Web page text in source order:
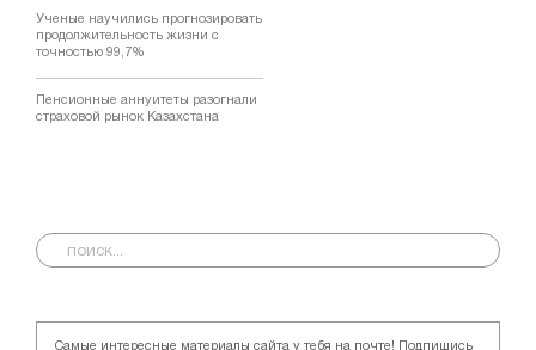
Ученые научились прогнозировать
продолжительность жизни с
точностью 99,7%
Пенсионные аннуитеты разогнали
страховой рынок Казахстана
Самые интересные материалы сайта у тебя на почте! Подпишись